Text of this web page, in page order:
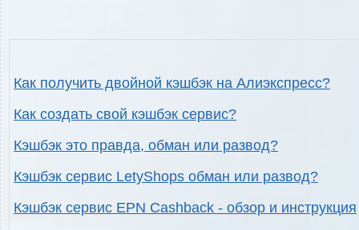
Как получить двойной кэшбэк на Алиэкспресс?
Как создать свой кэшбэк сервис?
Кэшбэк это правда, обман или развод?
Кэшбэк сервис LetyShops обман или развод?
Кэшбэк сервис EPN Cashback - обзор и инструкция